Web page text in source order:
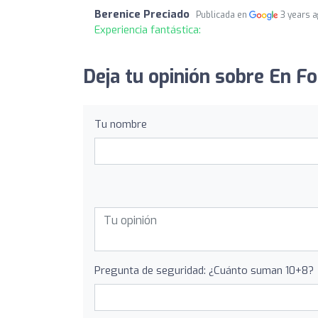
Berenice Preciado Publicada en 3 years
Experiencia fantástica:
Deja tu opinión sobre En
Tu nombre
Pregunta de seguridad: ¿Cuánto suman 10+8?